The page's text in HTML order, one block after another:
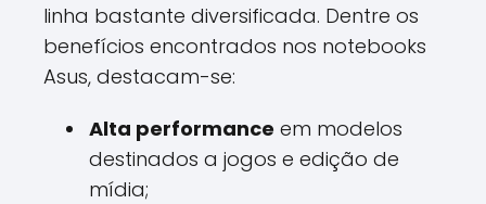
linha bastante diversificada. Dentre os
benefícios encontrados nos notebooks
Asus, destacam-se:
Alta performance em modelos
destinados a jogos e edição de
mídia;